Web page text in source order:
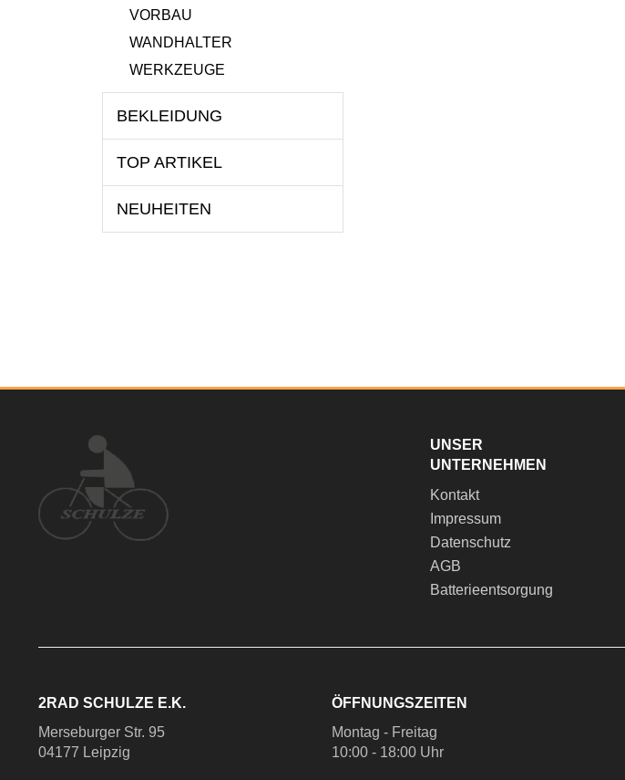
VORBAU
WANDHALTER
WERKZEUGE
BEKLEIDUNG
TOP ARTIKEL
NEUHEITEN
UNSER
UNTERNEHMEN
Kontakt
Impressum
Datenschutz
AGB
Batterieentsorgung
2RAD SCHULZE E.K.
Merseburger Str. 95
04177 Leipzig
ÖFFNUNGSZEITEN
Montag - Freitag
10:00 - 18:00 Uhr